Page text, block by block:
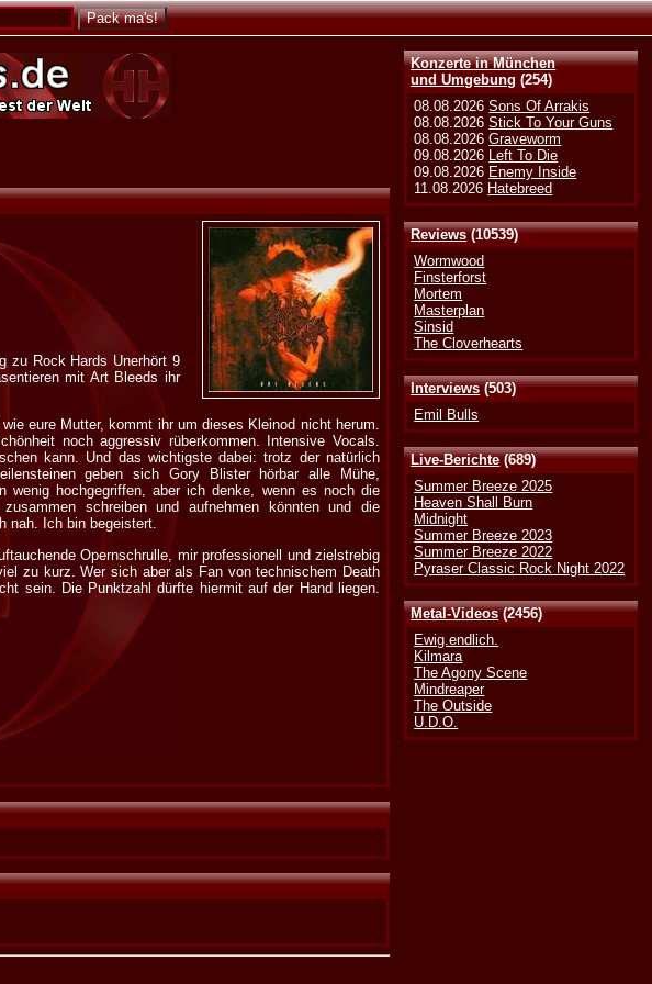
Konzerte in München
und Umgebung (254)
08.08.2026Sons Of Arrakis
08.08.2026Stick To Your Guns
08.08.2026Graveworm
09.08.2026 Left To Die
09.08.2026 Enemy Inside
11.08.2026 Hatebreed
Reviews(10539)
Wormwood
Finsterforst
Mortem
Masterplan
Sinsid
The Cloverhearts
Interviews(503)
Emil Bulls
Live-Berichte(689)
Summer Breeze 2025
Heaven Shall Burn
Midnight
Summer Breeze 2023
Summer Breeze 2022
Pyraser Classic Rock Night 2022
Metal-Videos(2456)
Ewig.endlich.
Kilmara
The Agony Scene
Mindreaper
The Outside
U.D.O.
zu Rock Hards Unerhört 9
mit Art Bleeds ihr
eure Mutter, kommt ihr um dieses Kleinod nicht herum.
noch aggressiv rüberkommen. Intensive Vocals.
kann. Und das wichtigste dabei: trotz der natürlich
geben sich Gory Blister hörbar alle Mühe,
hochgegriffen, aber ich denke, wenn es noch die
schreiben und aufnehmen könnten und die
nah. Ich bin begeistert.
Opernschrulle, mir professionell und zielstrebig
zu kurz. Wer sich aber als Fan von technischem Death
sein. Die Punktzahl dürfte hiermit auf der Hand liegen.